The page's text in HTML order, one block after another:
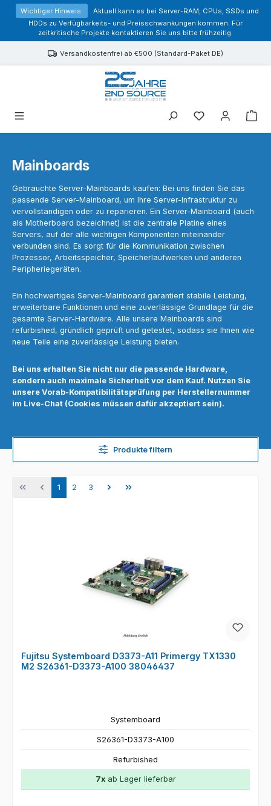
springen
Wichtiger Hinweis:
Aktuell kann es bei Server-RAM, CPUs, SSDs und
HDDs zu Verfügbarkeits- und Preisschwankungen kommen. Für
zeitkritische Projekte kontaktieren Sie uns bitte frühzeitig.
Versandkostenfrei ab €500 (Standard-Paket DE)
Sie haben 0
Mainboards
Gebrauchte Server-Mainboards kaufen: Bei uns finden Sie das
passende Server-Mainboard, um Ihre Server-Infrastruktur zu
vervollständigen oder zu reparieren. Ein Server-Mainboard (auch
als Motherboard bezeichnet) ist die zentrale Platine eines
Servers, auf der alle wichtigen Komponenten miteinander
verbunden sind. Es sorgt für die Kommunikation zwischen
Prozessor, Arbeitsspeicher, Speicherlaufwerken und anderen
Peripheriegeräten.
Ein hochwertiges Server-Mainboard garantiert stabile Leistung,
erweiterbare Funktionen und eine zuverlässige Grundlage für die
gesamte Server-Hardware. Alle unsere Mainboards sind
refurbished, gründlich geprüft und getestet, sodass sie Ihnen wie
neue Teile eine zuverlässige Leistung bieten.
Bei uns erhalten Sie nicht nur die passende Hardware,
sondern auch maximale Sicherheit vor dem Kauf. Nutzen Sie
unsere Vorab-Kompatibilitätsprüfung per Herstellernummer
im Live-Chat (Cookies müssen dafür akzeptiert sein).
Produkte filtern
Seite
1 Seite
2 Seite
3
Fujitsu Systemboard D3373-A11 Primergy TX1330
M2 S26361-D3373-A100 38046437
Systemboard
S26361-D3373-A100
Refurbished
7xab Lager lieferbar